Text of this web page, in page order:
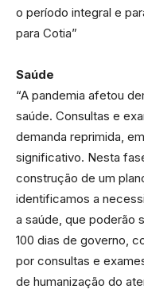
o período integral e
para Cotia”
Saúde
“A pandemia afetou
saúde. Consultas e
demanda reprimida,
significativo. Nesta
construção de um
identificamos a
a saúde, que poderão
100 dias de governo,
por consultas e
de humanização do